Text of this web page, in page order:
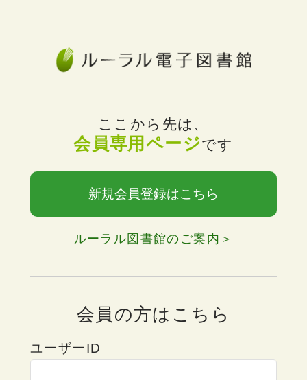
ここから先は、
会員専用ページです
新規会員登録はこちら
ルーラル図書館のご案内＞
会員の方はこちら
ユーザーID